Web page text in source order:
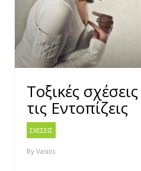
Τοξικές
τις Εντοπίζεις
ΣΧΕΣΕΙΣ
By Vasilis